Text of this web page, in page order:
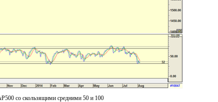
со скользящими средними 50 и 100